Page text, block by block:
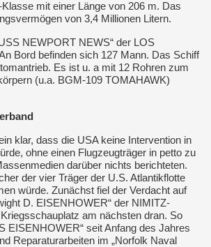
mit einer Länge von 206 m. Das
von 3,4 Millionen Litern.
NEWPORT NEWS“ der LOS
Bord befinden sich 127 Mann. Das Schiff
Es ist u. a mit 12 Rohren zum
(u.a. BGM-109 TOMAHAWK)
klar, dass die USA keine Intervention in
ohne einen Flugzeugträger in petto zu
darüber nichts berichteten.
der vier Träger der U.S. Atlantikflotte
würde. Zunächst fiel der Verdacht auf
D. EISENHOWER“ der NIMITZ-
am nächsten dran. So
EISENHOWER“ seit Anfang des Jahres
Reparaturarbeiten im „Norfolk Naval